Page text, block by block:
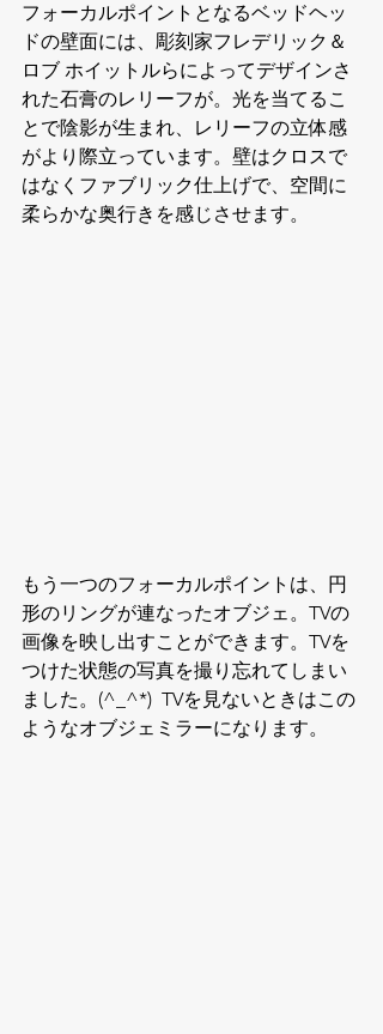
フォーカルポイントとなるベッドヘッ
ドの壁面には、彫刻家フレデリック＆
ロブ ホイットルらによってデザインさ
れた石膏のレリーフが。光を当てるこ
とで陰影が生まれ、レリーフの立体感
がより際立っています。壁はクロスで
はなくファブリック仕上げで、空間に
柔らかな奥行きを感じさせます。
もう一つのフォーカルポイントは、円
形のリングが連なったオブジェ。TVの
画像を映し出すことができます。TVを
つけた状態の写真を撮り忘れてしまい
ました。(^_^*)  TVを見ないときはこの
ようなオブジェミラーになります。